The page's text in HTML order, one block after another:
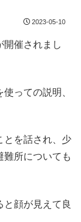
2023-05-10
開催されまし
っての説明、
とを話され、少
難所についても
顔が見えて良